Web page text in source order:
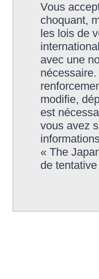
Vous
choquant,
les lois de
avec une
modifie,
est
vous avez
« The
de